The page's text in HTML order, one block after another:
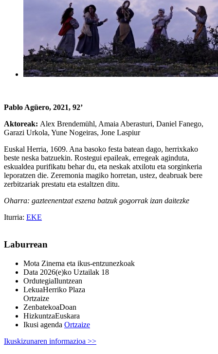
Pablo Agüero, 2021, 92’
Aktoreak: Alex Brendemühl, Amaia Aberasturi, Daniel Fanego,
Garazi Urkola, Yune Nogeiras, Jone Laspiur
Euskal Herria, 1609. Ana basoko festa batean dago, herrixkako
beste neska batzuekin. Rostegui epaileak, erregeak aginduta,
eskualdea purifikatu behar du, eta neskak atxilotu eta sorginkeria
leporatzen die. Zeremonia magiko horretan, ustez, deabruak bere
zerbitzariak prestatu eta estaltzen ditu.
Oharra: gazteenentzat eszena batzuk gogorrak izan daitezke
Iturria: EKE
Laburrean
Mota Zinema eta ikus-entzunezkoak
Data 2026(e)ko Uztailak 18
OrdutegiaIluntzean
LekuaHerriko Plaza
Ortzaize
ZenbatekoaDoan
HizkuntzaEuskara
Ikusi agenda Ortzaize
Ikuskizunaren informazioa >>